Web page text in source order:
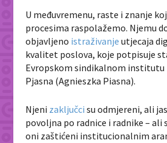
U međuvremenu, raste i znanje
procesima raspolažemo. Njemu
objavljeno istraživanje utjecaja
kvalitet poslova, koje potpisuje
Evropskom sindikalnom institutu
Pjasna (Agnieszka Piasna).
Njeni zaključci su odmjereni, ali
povoljna po radnice i radnike – ali
oni zaštićeni institucionalnim